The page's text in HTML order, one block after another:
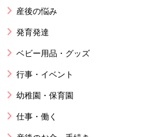
産後の悩み
発育発達
ベビー用品・グッズ
行事・イベント
幼稚園・保育園
仕事・働く